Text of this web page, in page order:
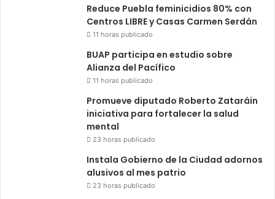
Reduce Puebla feminicidios 80% con
Centros LIBRE y Casas Carmen Serdán
11 horas publicado
BUAP participa en estudio sobre
Alianza del Pacífico
11 horas publicado
Promueve diputado Roberto Zataráin
iniciativa para fortalecer la salud
mental
23 horas publicado
Instala Gobierno de la Ciudad adornos
alusivos al mes patrio
23 horas publicado